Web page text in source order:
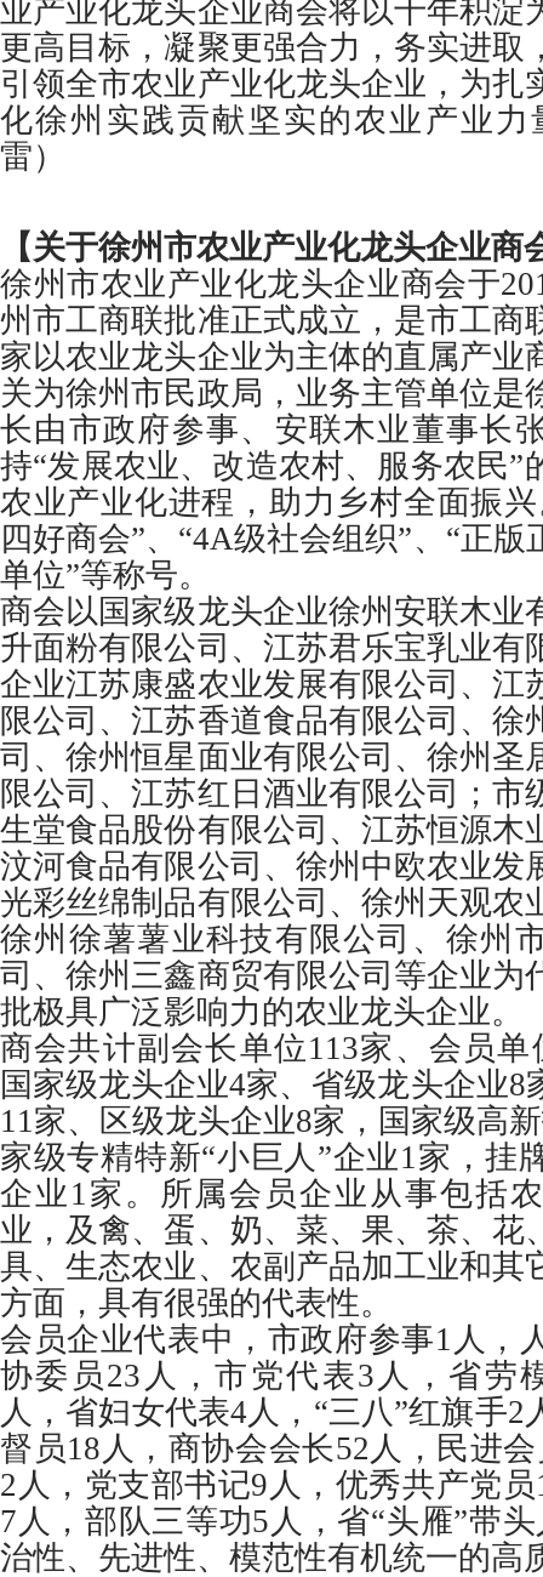
业产业化龙头企业商会将以十年积淀
更高目标，凝聚更强合力，务实进取
引领全市农业产业化龙头企业，为扎
化徐州实践贡献坚实的农业产业力
雷）
【关于徐州市农业产业化龙头企业商
徐州市农业产业化龙头企业商会于
州市工商联批准正式成立，是市工商
家以农业龙头企业为主体的直属产业
关为徐州市民政局，业务主管单位是
长由市政府参事、安联木业董事长
持“发展农业、改造农村、服务农民”
农业产业化进程，助力乡村全面振
四好商会”、“4A级社会组织”、“正
单位”等称号。
商会以国家级龙头企业徐州安联木业
升面粉有限公司、江苏君乐宝乳业有
企业江苏康盛农业发展有限公司、江
限公司、江苏香道食品有限公司、徐
司、徐州恒星面业有限公司、徐州圣
限公司、江苏红日酒业有限公司；市
生堂食品股份有限公司、江苏恒源木
汶河食品有限公司、徐州中欧农业发
光彩丝绵制品有限公司、徐州天观农
徐州徐薯薯业科技有限公司、徐州
司、徐州三鑫商贸有限公司等企业为
批极具广泛影响力的农业龙头企业。
商会共计副会长单位113家、会员单
国家级龙头企业4家、省级龙头企业8
11家、区级龙头企业8家，国家级高
家级专精特新“小巨人”企业1家，挂
企业1家。所属会员企业从事包括
业，及禽、蛋、奶、菜、果、茶、花
具、生态农业、农副产品加工业和其
方面，具有很强的代表性。
会员企业代表中，市政府参事1人，
协委员23人，市党代表3人，省劳
人，省妇女代表4人，“三八”红旗手2
督员18人，商协会会长52人，民进
2人，党支部书记9人，优秀共产党
7人，部队三等功5人，省“头雁”带
治性、先进性、模范性有机统一的高